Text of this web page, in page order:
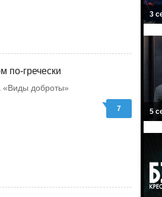
по-гречески
доброты»
7
3
5